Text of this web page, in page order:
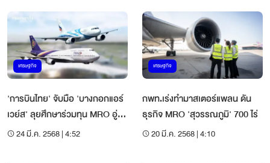
เศรษฐกิจ
'การบินไทย' จับมือ 'บางกอกแอร์
เวย์ส' ลุยศึกษาร่วมทุน MRO อู่
ตะเภา24 มี.ค. 2568 | 4:52
เศรษฐกิจ
กพท.เร่งทำมาสเตอร์แพลน ดัน
ธุรกิจ MRO 'สุวรรณภูมิ' 700 ไร่
20 มี.ค. 2568 | 4:10